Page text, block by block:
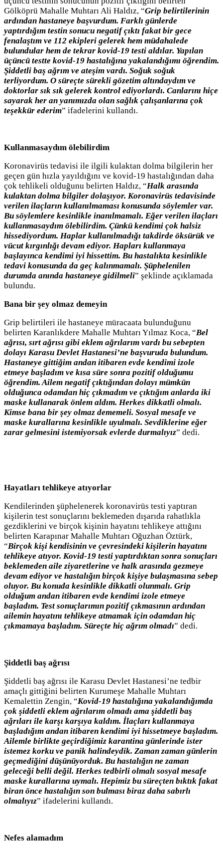
Gölköprü Mahalle Muhtarı Ali Haldız, “Grip belirtilerinin
ardından hastaneye başvurdum. Farklı günlerde
yaptırdığım testin sonucu negatif çıktı fakat bir gece
fenalaştım ve 112 ekipleri gelerek hem müdahalede
bulundular hem de tekrar kovid-19 testi aldılar. Yapılan
üçüncü testte kovid-19 hastalığına yakalandığımı öğrendim.
Şiddetli baş ağrım ve ateşim vardı. Soğuk soğuk
terliyordum. O süreçte sürekli gözetim altındaydım ve
doktorlar sık sık gelerek kontrol ediyorlardı. Canlarını hiçe
sayarak her an yanımızda olan sağlık çalışanlarına çok
teşekkür ederim” ifadelerini kullandı.
Kullanmasaydım ölebilirdim
Koronavirüs tedavisi ile ilgili kulaktan dolma bilgilerin her
geçen gün hızla yayıldığını ve kovid-19 hastalığından daha
çok tehlikeli olduğunu belirten Haldız, “Halk arasında
kulaktan dolma bilgiler dolaşıyor. Koronavirüs tedavisinde
verilen ilaçların kullanılmaması konusunda söylemler var.
Bu söylemlere kesinlikle inanılmamalı. Eğer verilen ilaçları
kullanmasaydım ölebilirdim. Çünkü kendimi çok halsiz
hissediyordum. Haplar kullanılmadığı takdirde öksürük ve
vücut kırgınlığı devam ediyor. Hapları kullanmaya
başlayınca kendimi iyi hissettim. Bu hastalıkta kesinlikle
tedavi konusunda da geç kalınmamalı. Şüphelenilen
durumda anında hastaneye gidilmeli” şeklinde açıklamada
bulundu.
Bana bir şey olmaz demeyin
Grip belirtileri ile hastaneye müracaata bulunduğunu
belirten Karanlıkdere Mahalle Muhtarı Yılmaz Koca, “Bel
ağrısı, sırt ağrısı gibi eklem ağrılarım vardı bu sebepten
dolayı Karasu Devlet Hastanesi’ne başvuruda bulundum.
Hastaneye gittiğim andan itibaren evde kendimi izole
etmeye başladım ve kısa süre sonra pozitif olduğumu
öğrendim. Ailem negatif çıktığından dolayı mümkün
olduğunca odamdan hiç çıkmadım ve çıktığım anlarda iki
maske kullanarak önlem aldım. Herkes dikkatli olmalı.
Kimse bana bir şey olmaz dememeli. Sosyal mesafe ve
maske kurallarına kesinlikle uyulmalı. Sevdiklerine eğer
zarar gelmesini istemiyorsak evlerde durmalıyız” dedi.
Hayatları tehlikeye atıyorlar
Kendilerinden şüphelenerek koronavirüs testi yaptıran
kişilerin test sonuçlarını beklemeden dışarıda rahatlıkla
gezdiklerini ve birçok kişinin hayatını tehlikeye attığını
belirten Karapınar Mahalle Muhtarı Oğuzhan Öztürk,
“Birçok kişi kendisinin ve çevresindeki kişilerin hayatını
tehlikeye atıyor. Kovid-19 testi yaptırdıktan sonra sonuçları
beklemeden aile ziyaretlerine ve halk arasında gezmeye
devam ediyor ve hastalığın birçok kişiye bulaşmasına sebep
oluyor. Bu konuda kesinlikle dikkatli olunmalı. Grip
olduğum andan itibaren evde kendimi izole etmeye
başladım. Test sonuçlarımın pozitif çıkmasının ardından
ailemin hayatını tehlikeye atmamak için odamdan hiç
çıkmamaya başladım. Süreçte hiç ağrım olmadı” dedi.
Şiddetli baş ağrısı
Şiddetli baş ağrısı ile Karasu Devlet Hastanesi’ne tedbir
amaçlı gittiğini belirten Kurumeşe Mahalle Muhtarı
Kemalettin Zengin, “Kovid-19 hastalığına yakalandığımda
çok şiddetli eklem ağrılarım olmadı ama şiddetli baş
ağrıları ile karşı karşıya kaldım. İlaçları kullanmaya
başladığım andan itibaren kendimi iyi hissetmeye başladım.
Ailemle birlikte geçirdiğimiz karantina günlerinde ister
istemez korku ve panik halindeydik. Zaman zaman günlerin
geçmediğini düşünüyorduk. Bu hastalığın ne zaman
geleceği belli değil. Herkes tedbirli olmalı sosyal mesafe
maske kurallarına uymalı. Hepimiz bu süreçten bıktık fakat
biran önce hastalığın son bulması biraz daha sabırlı
olmalıyız” ifadelerini kullandı.
Nefes alamadım